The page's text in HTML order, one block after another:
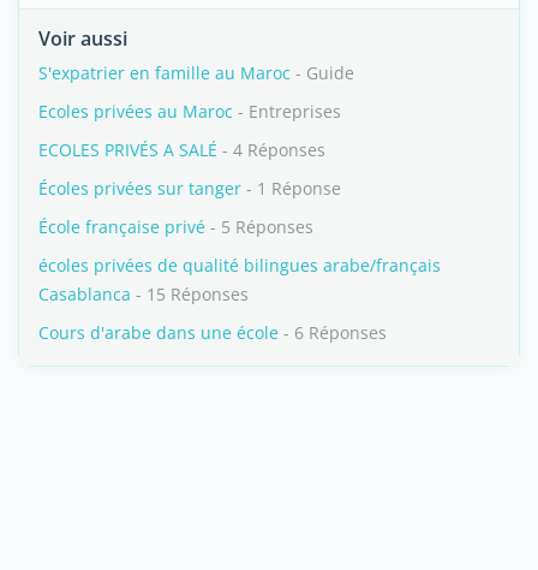
Voir aussi
S'expatrier en famille au Maroc - Guide
Ecoles privées au Maroc - Entreprises
ECOLES PRIVÉS A SALÉ - 4 Réponses
Écoles privées sur tanger - 1 Réponse
École française privé - 5 Réponses
écoles privées de qualité bilingues arabe/français
Casablanca - 15 Réponses
Cours d'arabe dans une école - 6 Réponses